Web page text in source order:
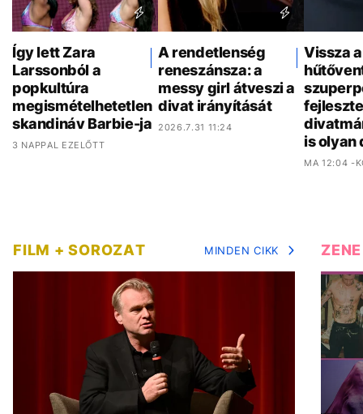
Így lett Zara
Larssonból a
popkultúra
megismételhetetlen
skandináv Barbie-ja
3 NAPPAL EZELŐTT
A rendetlenség
reneszánsza: a
messy girl átveszi a
divat irányítását
2026.7.31 11:24
Vissza
is olyan
MA 12:04 -
FILM + SOROZAT MINDEN CIKK ZENE